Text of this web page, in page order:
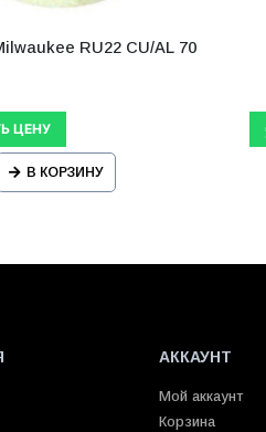
RU22 CU/AL 70
В КОРЗИНУ
АККАУНТ
Мой аккаунт
Корзина